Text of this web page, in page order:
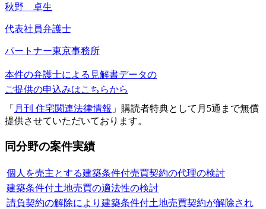
秋野 卓生
代表社員弁護士
パートナー東京事務所
本件の弁護士による見解書データの
ご提供の申込みはこちらから
「 月刊 住宅関連法律情報 」購読者特典として月5通まで無償
提供させていただいております。
同分野の案件実績
個人を売主とする建築条件付売買契約の代理の検討
建築条件付土地売買の適法性の検討
請負契約の解除により建築条件付土地売買契約が解除され